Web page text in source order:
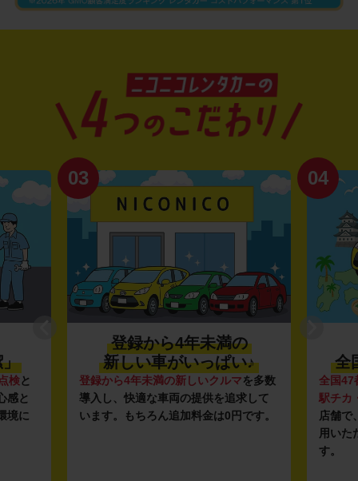
」
検と
感と
境に
03
登録から4年未満の
新しい車がいっぱい♪
登録から4年未満の新しいクルマを多数
導入し、快適な車両の提供を追求して
います。もちろん追加料金は0円です。
04
全
全国47
駅チカ
店舗で
用いた
す。